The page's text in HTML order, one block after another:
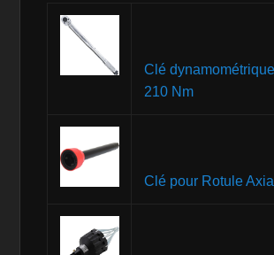
Clé
210 Nm
Clé pour Rotule